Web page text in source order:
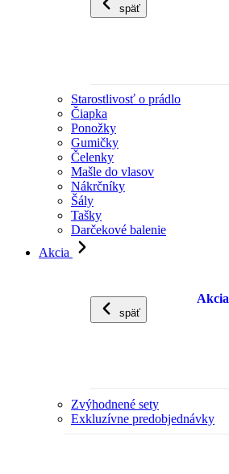
späť
Starostlivosť o prádlo
Čiapka
Ponožky
Gumičky
Čelenky
Mašle do vlasov
Nákrčníky
Šály
Tašky
Darčekové balenie
Akcia
späť
Akcia
Zvýhodnené sety
Exkluzívne predobjednávky